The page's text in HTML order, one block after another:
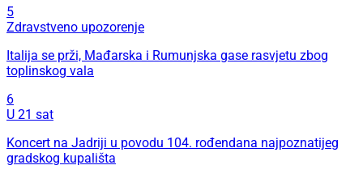
5
Zdravstveno upozorenje
Italija se prži, Mađarska i Rumunjska gase rasvjetu zbog
toplinskog vala
6
U 21 sat
Koncert na Jadriji u povodu 104. rođendana najpoznatijeg
gradskog kupališta